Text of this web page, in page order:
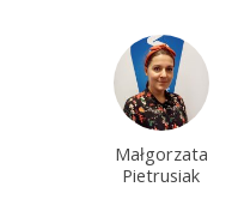
Małgorzata
Pietrusiak